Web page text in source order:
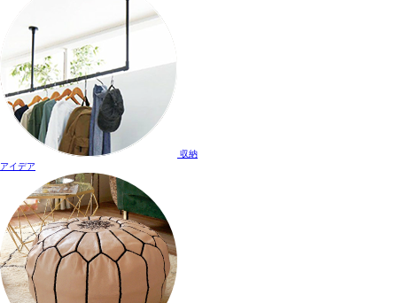
収納
アイデア